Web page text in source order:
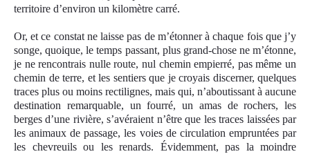
territoire d’environ un kilomètre carré.
Or, et ce constat ne laisse pas de m’étonner à chaque fois que j’y
songe, quoique, le temps passant, plus grand-chose ne m’étonne,
je ne rencontrais nulle route, nul chemin empierré, pas même un
chemin de terre, et les sentiers que je croyais discerner, quelques
traces plus ou moins rectilignes, mais qui, n’aboutissant à aucune
destination remarquable, un fourré, un amas de rochers, les
berges d’une rivière, s’avéraient n’être que les traces laissées par
les animaux de passage, les voies de circulation empruntées par
les chevreuils ou les renards. Évidemment, pas la moindre